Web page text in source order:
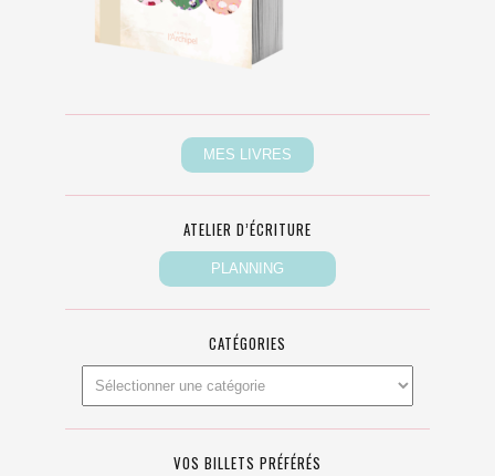
ATELIER D’ÉCRITURE
CATÉGORIES
VOS BILLETS PRÉFÉRÉS